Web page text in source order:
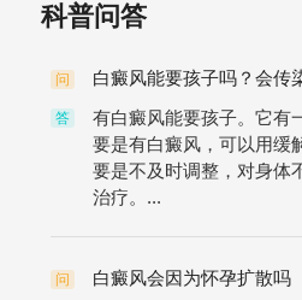
科普问答
问 白癜风能要孩子吗？会传
答
有白癜风能要孩子。它有
要是有白癜风，可以用缓
要是不及时调整，对身体
治疗。...
问 白癜风会因为怀孕扩散吗